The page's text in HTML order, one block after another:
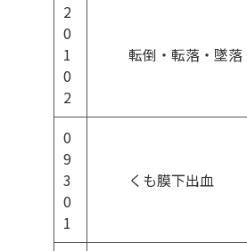
2
0
1
0
2
転倒・転落・墜落
0
9
3
0
1
くも膜下出血